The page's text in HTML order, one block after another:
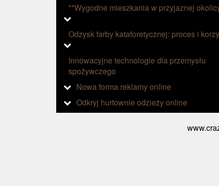
**Wygodne mieszkania w przyjaznej
Odzysk farby kataforetycznej: proces i
Innowacyjne technologie dla przemysłu
spożywczego
Nowa forma reklamy online
Odkryj hurtownie odzieży online